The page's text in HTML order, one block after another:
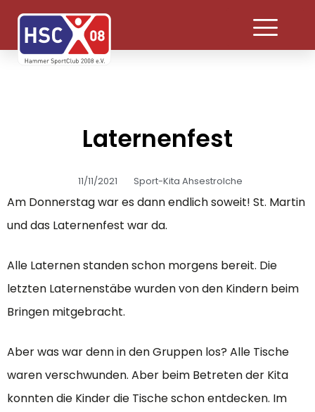
Laternenfest
11/11/2021 Sport-Kita Ahsestrolche
Am Donnerstag war es dann endlich soweit! St. Martin
und das Laternenfest war da.
Alle Laternen standen schon morgens bereit. Die
letzten Laternenstäbe wurden von den Kindern beim
Bringen mitgebracht.
Aber was war denn in den Gruppen los? Alle Tische
waren verschwunden. Aber beim Betreten der Kita
konnten die Kinder die Tische schon entdecken. Im